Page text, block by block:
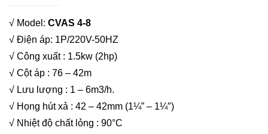
√ Model: CVAS 4-8
√ Điện áp: 1P/220V-50HZ
√ Công xuất : 1.5kw (2hp)
√ Cột áp : 76 – 42m
√ Lưu lượng : 1 – 6m3/h.
√ Họng hút xả : 42 – 42mm (1¼” – 1¼″)
√ Nhiệt độ chất lỏng : 90°C